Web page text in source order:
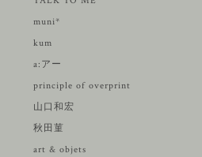
muni*
kum
a:アー
principle of overprint
山口和宏
秋田菫
art & objets